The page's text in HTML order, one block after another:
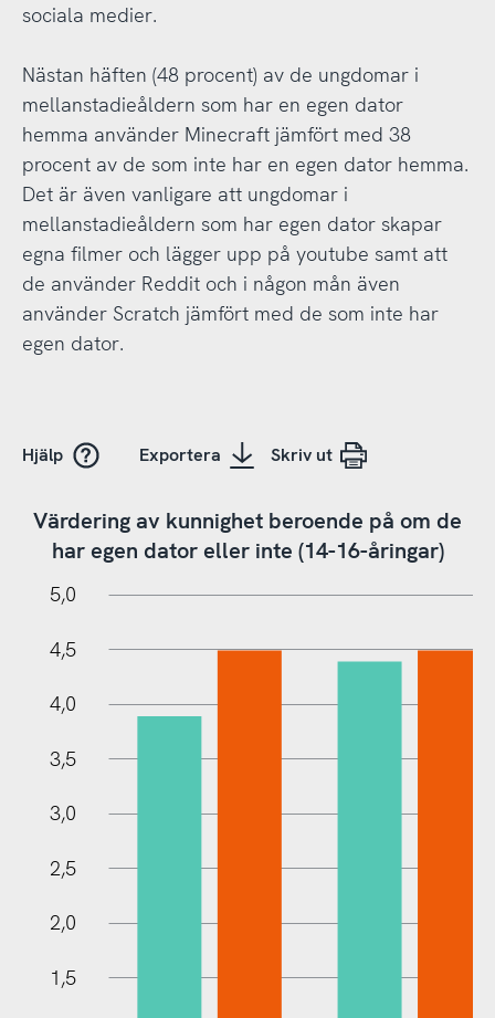
sociala medier.
Nästan häften (48 procent) av de ungdomar i
mellanstadieåldern som har en egen dator
hemma använder Minecraft jämfört med 38
procent av de som inte har en egen dator hemma.
Det är även vanligare att ungdomar i
mellanstadieåldern som har egen dator skapar
egna filmer och lägger upp på youtube samt att
de använder Reddit och i någon mån även
använder Scratch jämfört med de som inte har
egen dator.
Hjälp Exportera Skriv ut
Värdering av kunnighet beroende på om de
har egen dator eller inte (14-16-åringar)
1,0
5,0
4,5
4,0
3,5
3,0
2,5
2,0
1,5